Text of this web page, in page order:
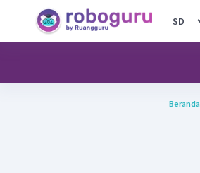
SD
Beranda